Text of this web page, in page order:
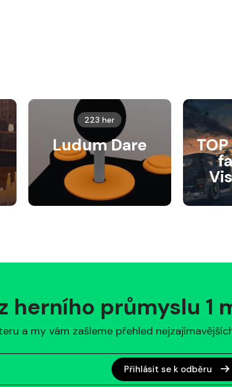
223 her
Ludum Dare
herního průmyslu 1
a my vám zašleme přehled
Přihlásit se k odběru